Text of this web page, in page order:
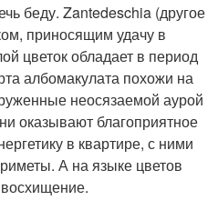
беду. Zantedeschia (другое
приносящим удачу в
цветок обладает в период
албомакулата похожи на
неосязаемой аурой
оказывают благоприятное
в квартире, с ними
А на языке цветов